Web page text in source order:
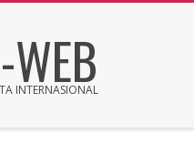
INTERNASIONAL